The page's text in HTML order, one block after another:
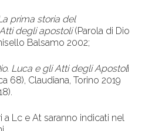
prima storia del
degli apostoli(Parola di Dio
Balsamo 2002;
Luca e gli Atti degli Apostoli
68), Claudiana, Torino 2019
a Lc e At saranno indicati nel